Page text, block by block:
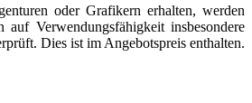
oder Grafikern erhalten, werden
Verwendungsfähigkeit insbesondere
Dies ist im Angebotspreis enthalten.